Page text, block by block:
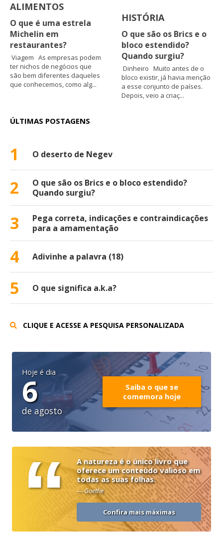
ALIMENTOS
O que é uma estrela
Michelin em
restaurantes?
Viagem As empresas podem
ter nichos de negócios que
são bem diferentes daqueles
que conhecemos, como alg...
HISTÓRIA
O que são os Brics e o
bloco estendido?
Quando surgiu?
Dinheiro Muito antes de o
bloco existir, já havia menção
a esse conjunto de países.
Depois, veio a criaç...
ÚLTIMAS POSTAGENS
1 O deserto de Negev
2
O que são os Brics e o bloco estendido?
Quando surgiu?
3
Pega correta, indicações e contraindicações
para a amamentação
4 Adivinhe a palavra (18)
5 O que significa a.k.a?
CLIQUE E ACESSE A PESQUISA PERSONALIZADA
Hoje é dia
6
de agosto
Saiba o que se
comemora hoje
“
A natureza é o único livro que
oferece um conteúdo valioso em
todas as suas folhas.
— Goethe
Confira mais máximas